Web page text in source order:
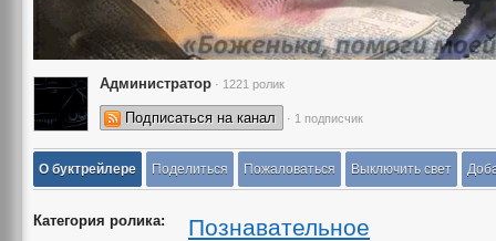
Администратор · 1221 ролик
Подписаться на канал · 1 подписчик
О буктрейлере Поделиться Пожаловаться Выключить свет
Категория ролика: Познавательное